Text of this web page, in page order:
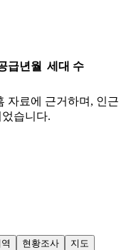
급년월 세대 수
자료에 근거하며, 인근
습니다.
현황조사
지도